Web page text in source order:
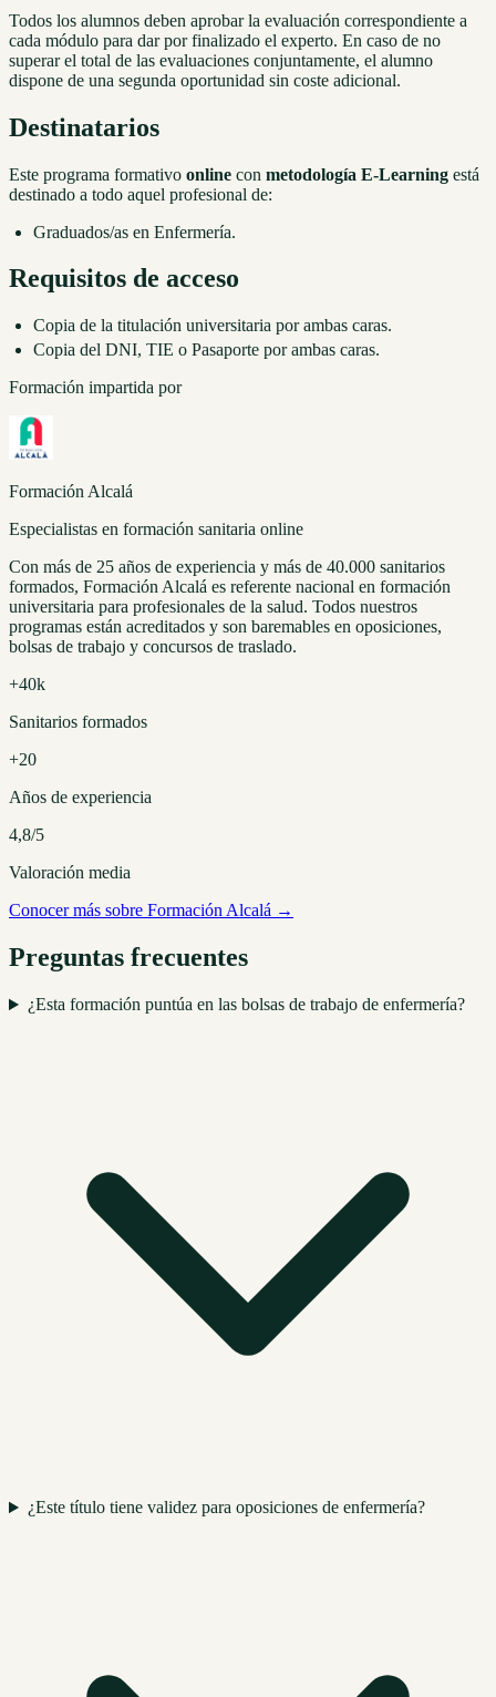
Todos los alumnos deben aprobar la evaluación correspondiente a
cada módulo para dar por finalizado el experto. En caso de no
superar el total de las evaluaciones conjuntamente, el alumno
dispone de una segunda oportunidad sin coste adicional.
Destinatarios
Este programa formativo online con metodología E-Learning está
destinado a todo aquel profesional de:
Graduados/as en Enfermería.
Requisitos de acceso
Copia de la titulación universitaria por ambas caras.
Copia del DNI, TIE o Pasaporte por ambas caras.
Formación impartida por
Formación Alcalá
Especialistas en formación sanitaria online
Con más de 25 años de experiencia y más de 40.000 sanitarios
formados, Formación Alcalá es referente nacional en formación
universitaria para profesionales de la salud. Todos nuestros
programas están acreditados y son baremables en oposiciones,
bolsas de trabajo y concursos de traslado.
+40k
Sanitarios formados
+20
Años de experiencia
4,8/5
Valoración media
Conocer más sobre Formación Alcalá →
Preguntas frecuentes
¿Esta formación puntúa en las bolsas de trabajo de enfermería?
¿Este título tiene validez para oposiciones de enfermería?